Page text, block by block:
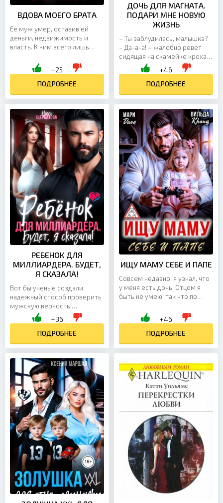
ВДОВА МОЕГО БРАТА
Ее муж умер, оставив ей
деньги, недвижимость и
власть. К ним всего лишь
Одну она выполнила с
удовольствием, а чтобы...
+25
ПОДРОБНЕЕ
ДОЧЬ ДЛЯ МАГНАТА.
ПОДАРИ МНЕ НОВУЮ
ЖИЗНЬ
– Ты заблудилась, малышка?
– Да-а-а! – жалобно ревет
сидящая на скамейке кроха,
и мое сердце не
выдерживает. Я подхватываю
ее на руки, глажу по...
+46
ПОДРОБНЕЕ
РЕБЕНОК ДЛЯ
МИЛЛИАРДЕРА. БУДЕТ,
Я СКАЗАЛА!
Вот бы ученые создали
надежный способ проверить
мужскую верность!
Например, изобрели что-то
похожее на тест на
беременность. Пописал
благоверный на...
+36
ПОДРОБНЕЕ
ИЩУ МАМУ СЕБЕ И ПАПЕ
Совсем недавно, я узнал, что
у меня есть дочь. Отцом я
быть не умею, так что по
сложно. Когда нашел няню,
думал выдохну, ура....
+46
ПОДРОБНЕЕ